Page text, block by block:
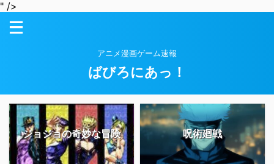
" />
アニメ漫画ゲーム速報
ばびろにあっ！
ジョジョの奇妙な冒険 呪術廻戦